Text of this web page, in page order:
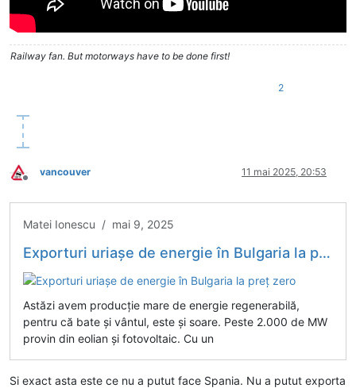
Railway fan. But motorways have to be done first!
2
Deconectat
vancouver 11 mai 2025, 20:53
Matei Ionescu / mai 9, 2025
Exporturi uriașe de energie în Bulgaria la preț zero
Astăzi avem producție mare de energie regenerabilă,
pentru că bate și vântul, este și soare. Peste 2.000 de MW
provin din eolian și fotovoltaic. Cu un
Si exact asta este ce nu a putut face Spania. Nu a putut exporta